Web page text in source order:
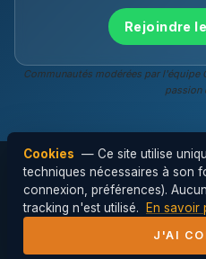
Rejoindre
Communautés modérées par l'équipe
passion
© 2026 Cabri'AIR —
l'Hérault ·
Cookies — Ce site utilise
techniques nécessaires à son
connexion, préférences).
tracking n'est utilisé.
En savoir
J'AI